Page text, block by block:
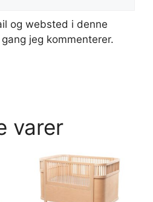
og websted i denne
jeg kommenterer.
varer